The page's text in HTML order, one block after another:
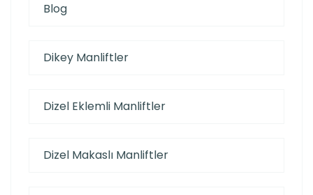
Blog
Dikey Manliftler
Dizel Eklemli Manliftler
Dizel Makaslı Manliftler